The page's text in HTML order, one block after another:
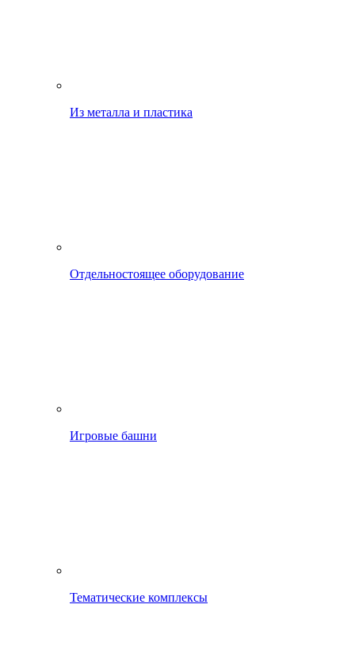
Из металла и пластика
Отдельностоящее оборудование
Игровые башни
Тематические комплексы